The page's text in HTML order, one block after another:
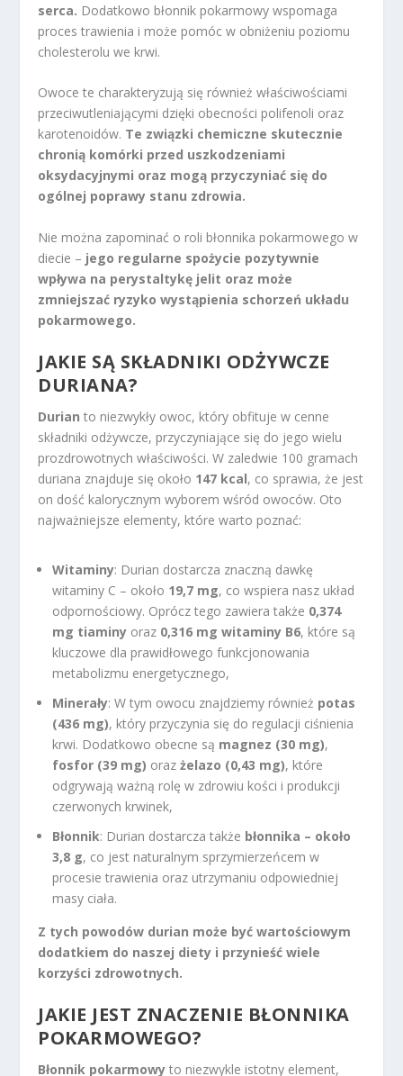
serca. Dodatkowo błonnik pokarmowy wspomaga
proces trawienia i może pomóc w obniżeniu poziomu
cholesterolu we krwi.
Owoce te charakteryzują się również właściwościami
przeciwutleniającymi dzięki obecności polifenoli oraz
karotenoidów. Te związki chemiczne skutecznie
chronią komórki przed uszkodzeniami
oksydacyjnymi oraz mogą przyczyniać się do
ogólnej poprawy stanu zdrowia.
Nie można zapominać o roli błonnika pokarmowego w
diecie – jego regularne spożycie pozytywnie
wpływa na perystaltykę jelit oraz może
zmniejszać ryzyko wystąpienia schorzeń układu
pokarmowego.
JAKIE SĄ SKŁADNIKI ODŻYWCZE
DURIANA?
Durian to niezwykły owoc, który obfituje w cenne
składniki odżywcze, przyczyniające się do jego wielu
prozdrowotnych właściwości. W zaledwie 100 gramach
duriana znajduje się około 147 kcal, co sprawia, że jest
on dość kalorycznym wyborem wśród owoców. Oto
najważniejsze elementy, które warto poznać:
Witaminy: Durian dostarcza znaczną dawkę
witaminy C – około 19,7 mg, co wspiera nasz układ
odpornościowy. Oprócz tego zawiera także 0,374
mg tiaminy oraz 0,316 mg witaminy B6, które są
kluczowe dla prawidłowego funkcjonowania
metabolizmu energetycznego,
Minerały: W tym owocu znajdziemy również potas
(436 mg), który przyczynia się do regulacji ciśnienia
krwi. Dodatkowo obecne są magnez (30 mg),
fosfor (39 mg) orazżelazo (0,43 mg), które
odgrywają ważną rolę w zdrowiu kości i produkcji
czerwonych krwinek,
Błonnik: Durian dostarcza także błonnika – około
3,8 g, co jest naturalnym sprzymierzeńcem w
procesie trawienia oraz utrzymaniu odpowiedniej
masy ciała.
Z tych powodów durian może być wartościowym
dodatkiem do naszej diety i przynieść wiele
korzyści zdrowotnych.
JAKIE JEST ZNACZENIE BŁONNIKA
POKARMOWEGO?
Błonnik pokarmowy to niezwykle istotny element,